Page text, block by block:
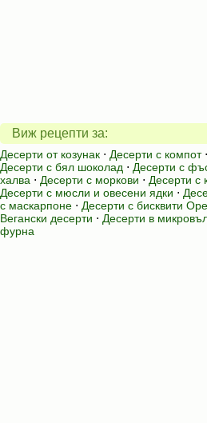
Виж рецепти за:
Десерти от козунак ⋅ Десерти с компот⋅
Десерти с бял шоколад ⋅ Десерти с
халва ⋅ Десерти с моркови ⋅ Десерти с
Десерти с мюсли и овесени ядки ⋅
с маскарпоне ⋅ Десерти с бисквити
Вегански десерти ⋅ Десерти в
фурна